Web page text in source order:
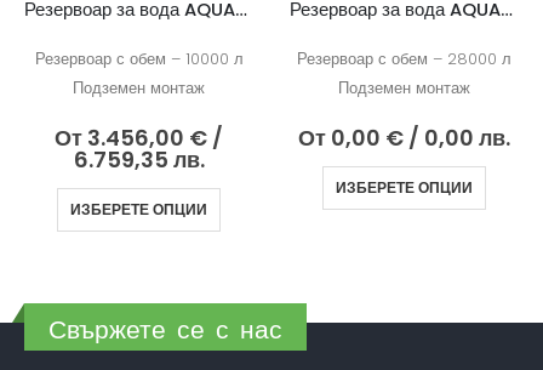
Резервоар за вода AQUAstay 10000
Резервоар с обем – 10000 л
Подземен монтаж
От 3.456,00 € /
6.759,35 лв.
ИЗБЕРЕТЕ ОПЦИИ
Резервоар за вода AQUAstay 28000
Резервоар с обем – 28000 л
Подземен монтаж
От 0,00 € / 0,00 лв.
ИЗБЕРЕТЕ ОПЦИИ
Свържете се с нас